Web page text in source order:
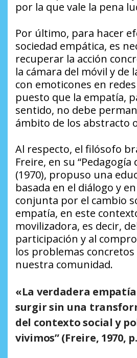
por la que vale la pena
Por último, para hacer
sociedad empática, es
recuperar la acción
la cámara del móvil y de
con emoticones en
puesto que la empatía,
sentido, no debe
ámbito de los abstracto
Al respecto, el filósofo
Freire, en su
(1970), propuso una
basada en el diálogo y
conjunta por el cambio
empatía, en este
movilizadora, es decir,
participación y al
los problemas
nuestra comunidad.
«La verdadera
surgir sin una
del contexto social y
vivimos”(Freire, 1970,